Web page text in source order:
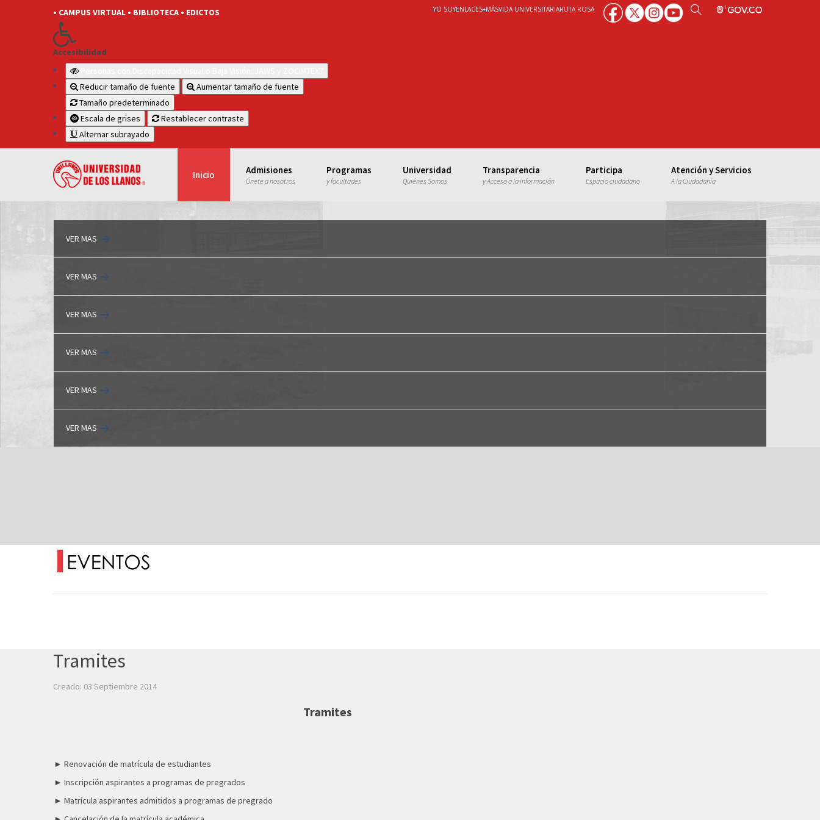
• CAMPUS VIRTUAL • BIBLIOTECA • EDICTOS
Accesibilidad
Reducir tamaño de fuente
Aumentar tamaño de fuente
Tamaño predeterminado
Escala de grises
Restablecer contraste
Alternar subrayado
YO SOYENLACES+MÁSVIDA UNIVERSITARIARUTA ROSA
Inicio Admisiones
Únete a nosotros
Programas
y facultades
Universidad
Quiénes Somos
Transparencia
y Acceso a la información
Participa
Espacio ciudadano
Atención y Servicios
A la Ciudadanía
VER MAS
VER MAS
VER MAS
VER MAS
VER MAS
VER MAS
Tramites
Creado: 03 Septiembre 2014
Tramites
► Renovación de matrícula de estudiantes
► Inscripción aspirantes a programas de pregrados
► Matrícula aspirantes admitidos a programas de pregrado